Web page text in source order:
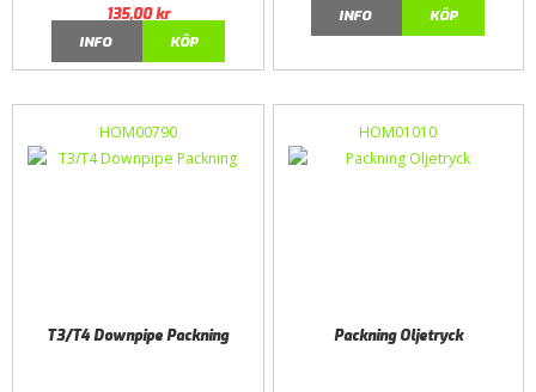
135,00kr
INFO
KÖP
INFO
KÖP
HOM00790
T3/T4 Downpipe Packning
HOM01010
Packning Oljetryck